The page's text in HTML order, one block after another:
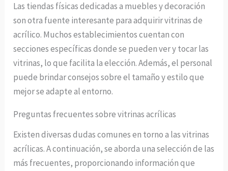
Las tiendas físicas dedicadas a muebles y decoración
son otra fuente interesante para adquirir vitrinas de
acrílico. Muchos establecimientos cuentan con
secciones específicas donde se pueden ver y tocar las
vitrinas, lo que facilita la elección. Además, el personal
puede brindar consejos sobre el tamaño y estilo que
mejor se adapte al entorno.
Preguntas frecuentes sobre vitrinas acrílicas
Existen diversas dudas comunes en torno a las vitrinas
acrílicas. A continuación, se aborda una selección de las
más frecuentes, proporcionando información que